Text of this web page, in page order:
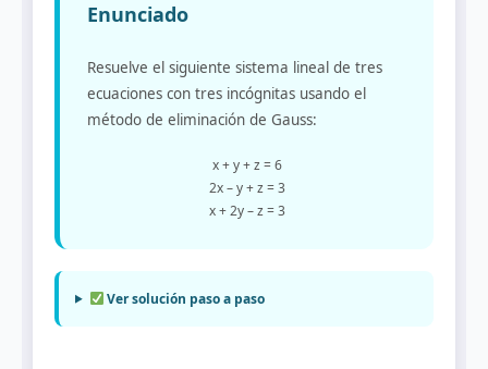
Enunciado
Resuelve el siguiente sistema lineal de tres
ecuaciones con tres incógnitas usando el
método de eliminación de Gauss:
x + y + z = 6
2x – y + z = 3
x + 2y – z = 3
Ver solución paso a paso